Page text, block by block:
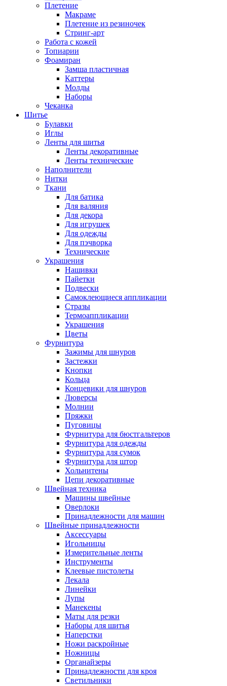
Плетение
Макраме
Плетение из резиночек
Стринг-арт
Работа с кожей
Топиарии
Фоамиран
Замша пластичная
Каттеры
Молды
Наборы
Чеканка
Шитье
Булавки
Иглы
Ленты для шитья
Ленты декоративные
Ленты технические
Наполнители
Нитки
Ткани
Для батика
Для валяния
Для декора
Для игрушек
Для одежды
Для пэчворка
Технические
Украшения
Нашивки
Пайетки
Подвески
Самоклеющиеся аппликации
Стразы
Термоаппликации
Украшения
Цветы
Фурнитура
Зажимы для шнуров
Застежки
Кнопки
Кольца
Концевики для шнуров
Люверсы
Молнии
Пряжки
Пуговицы
Фурнитура для бюстгальтеров
Фурнитура для одежды
Фурнитура для сумок
Фурнитура для штор
Хольнитены
Цепи декоративные
Швейная техника
Машины швейные
Оверлоки
Принадлежности для машин
Швейные принадлежности
Аксессуары
Игольницы
Измерительные ленты
Инструменты
Клеевые пистолеты
Лекала
Линейки
Лупы
Манекены
Маты для резки
Наборы для шитья
Наперстки
Ножи раскройные
Ножницы
Органайзеры
Принадлежности для кроя
Светильники